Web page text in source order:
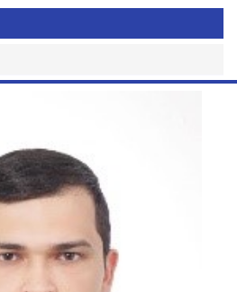
в чат
3. Собеседование (бакалавр) (8)